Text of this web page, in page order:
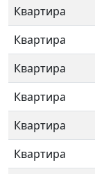
Квартира
Квартира
Квартира
Квартира
Квартира
Квартира